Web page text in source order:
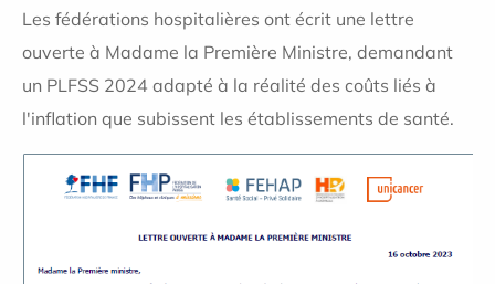
Les fédérations hospitalières ont écrit une lettre
ouverte à Madame la Première Ministre, demandant
un PLFSS 2024 adapté à la réalité des coûts liés à
l'inflation que subissent les établissements de santé.